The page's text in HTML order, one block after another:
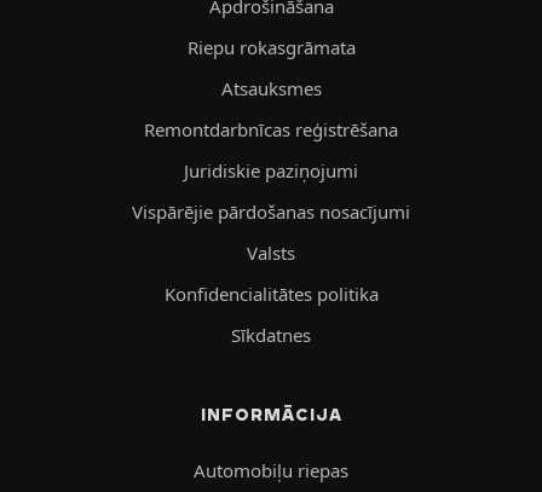
Apdrošināšana
Riepu rokasgrāmata
Atsauksmes
Remontdarbnīcas reģistrēšana
Juridiskie paziņojumi
Vispārējie pārdošanas nosacījumi
Valsts
Konfidencialitātes politika
Sīkdatnes
INFORMĀCIJA
Automobiļu riepas